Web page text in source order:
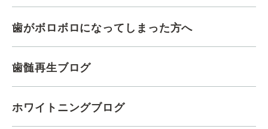
歯がボロボロになってしまった方へ
歯髄再生ブログ
ホワイトニングブログ